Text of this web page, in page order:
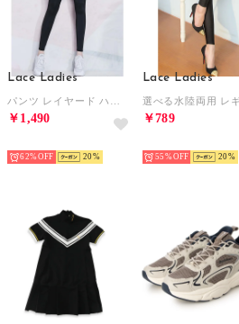
Lace Ladies
￥1,490
62% 20
Lace Ladies
￥789
55% 20